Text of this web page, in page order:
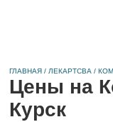
ГЛАВНАЯ / ЛЕКАРТСВА /
Цены на
Курск